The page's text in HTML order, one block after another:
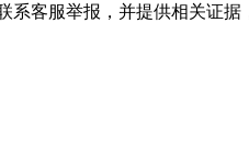
客服举报，并提供相关证